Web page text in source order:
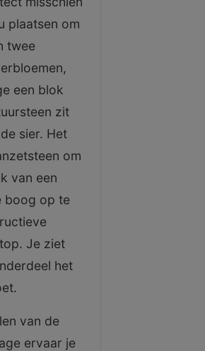
plaatsen om
twee
een blok
zit
sier. Het
om
van een
boog op te
Je ziet
het
van de
ervaar je